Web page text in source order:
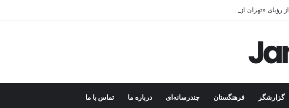
از رؤیای «تهران از مسیر کردستان» تا شکست پروژه موساد؛ جای خالی پژاک در یک سناریوی سوخته
گزارشگر فرهنگستان چندرسانه‌ای درباره ما تماس با ما